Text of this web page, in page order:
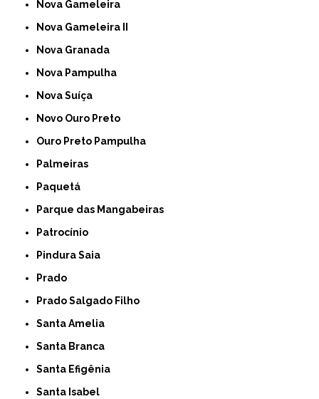
Nova Gameleira
Nova Gameleira II
Nova Granada
Nova Pampulha
Nova Suíça
Novo Ouro Preto
Ouro Preto Pampulha
Palmeiras
Paquetá
Parque das Mangabeiras
Patrocínio
Pindura Saia
Prado
Prado Salgado Filho
Santa Amelia
Santa Branca
Santa Efigênia
Santa Isabel